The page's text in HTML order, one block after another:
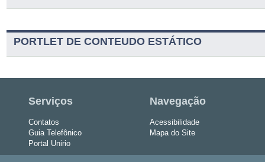
PORTLET DE CONTEUDO ESTÁTICO
Serviços
Contatos
Guia Telefônico
Portal Unirio
Navegação
Acessibilidade
Mapa do Site